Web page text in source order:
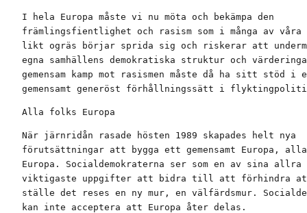
I hela Europa måste vi nu möta och bekämpa den
främlingsfientlighet och rasism som i många av våra
likt ogräs börjar sprida sig och riskerar att
egna samhällens demokratiska struktur och
gemensam kamp mot rasismen måste då ha sitt stöd i
gemensamt generöst förhållningssätt i
Alla folks Europa
När järnridån rasade hösten 1989 skapades helt nya
förutsättningar att bygga ett gemensamt Europa,
Europa. Socialdemokraterna ser som en av sina allra
viktigaste uppgifter att bidra till att förhindra
ställe det reses en ny mur, en välfärdsmur.
kan inte acceptera att Europa åter delas.